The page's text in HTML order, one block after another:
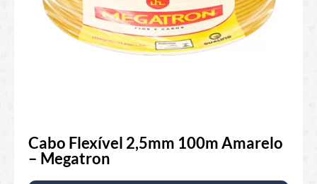
Cabo Flexível 2,5mm 100m Amarelo
– Megatron